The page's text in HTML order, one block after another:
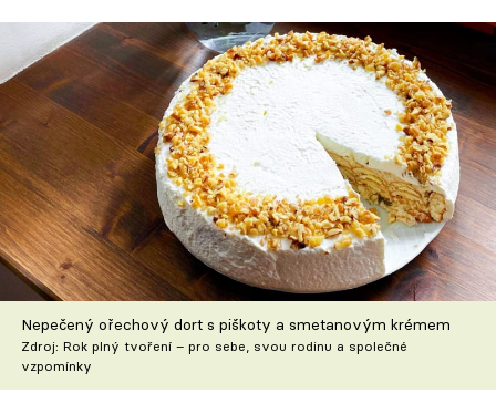
Recepty
Články
TV Program
Škola vaření
Recepty z TV
Speciál: Cuketa
Těhotnej kuchař
Nepečený ořechový dort s piškoty a smetanovým krémem
Zdroj: Rok plný tvoření – pro sebe, svou rodinu a společné
vzpomínky